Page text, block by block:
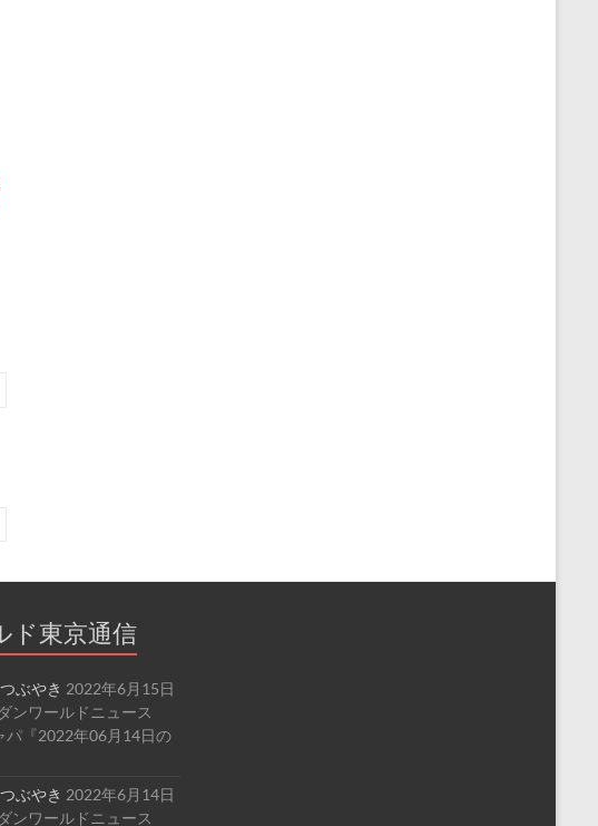
ド東京通信
ぶやき 2022年6月15日
ンワールドニュース
パ『2022年06月14日の
ぶやき 2022年6月14日
ンワールドニュース